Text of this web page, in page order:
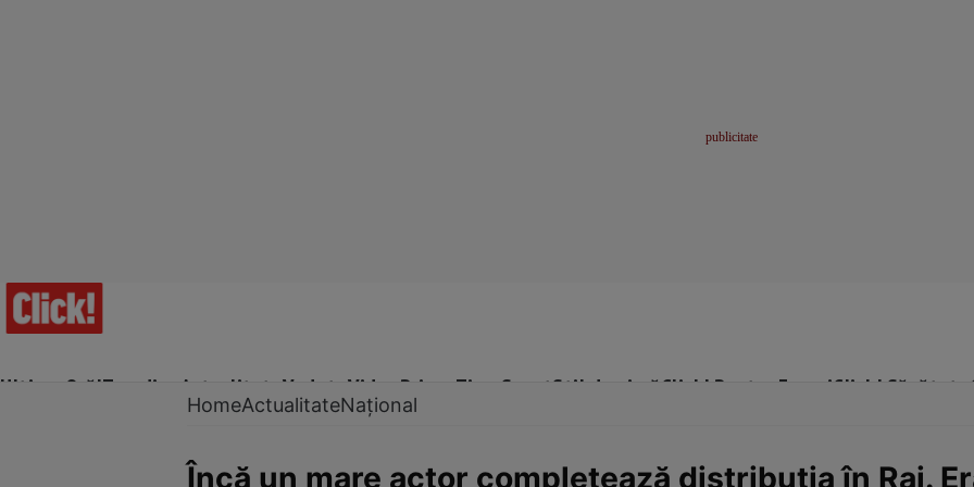
Ultima Oră!Trending Actualitate Vedete Video Prime Time SportStil de viațăClick! Pentru FemeiClick! Sănătate
HomeActualitateNațional
Încă un mare actor completează distribuția în Rai.